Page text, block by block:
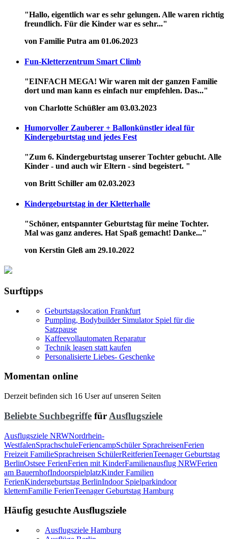
"Hallo, eigentlich war es sehr gelungen. Alle waren richtig
freundlich. Für die Kinder war es sehr..."
von Familie Putra am 01.06.2023
Fun-Kletterzentrum Smart Climb
"EINFACH MEGA! Wir waren mit der ganzen Familie
dort und man kann es einfach nur empfehlen. Das..."
von Charlotte Schüßler am 03.03.2023
Humorvoller Zauberer + Ballonkünstler ideal für
Kindergeburtstag und jedes Fest
"Zum 6. Kindergeburtstag unserer Tochter gebucht. Alle
Kinder - und auch wir Eltern - sind begeistert. "
von Britt Schiller am 02.03.2023
Kindergeburtstag in der Kletterhalle
"Schöner, entspannter Geburtstag für meine Tochter.
Mal was ganz anderes. Hat Spaß gemacht! Danke..."
von Kerstin Gleß am 29.10.2022
Surftipps
Geburtstagslocation Frankfurt
Pumpling, Bodybuilder Simulator Spiel für die
Satzpause
Kaffeevollautomaten Reparatur
Technik leasen statt kaufen
Personalisierte Liebes- Geschenke
Momentan online
Derzeit befinden sich 16 User auf unseren Seiten
Beliebte Suchbegriffe für Ausflugsziele
Ausflugsziele NRWNordrhein-
WestfalenSprachschuleFeriencampSchüler SprachreisenFerien
Freizeit FamilieSprachreisen SchülerReitferienTeenager Geburtstag
BerlinOstsee FerienFerien mit KinderFamilienausflug NRWFerien
am BauernhofIndoorspielplatzKinder Familien
FerienKindergeburtstag BerlinIndoor Spielparkindoor
kletternFamilie FerienTeenager Geburtstag Hamburg
Häufig gesuchte Ausflugsziele
Ausflugsziele Hamburg